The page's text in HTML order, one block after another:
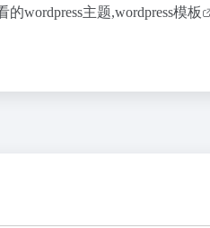
wordpress主题,wordpress模板